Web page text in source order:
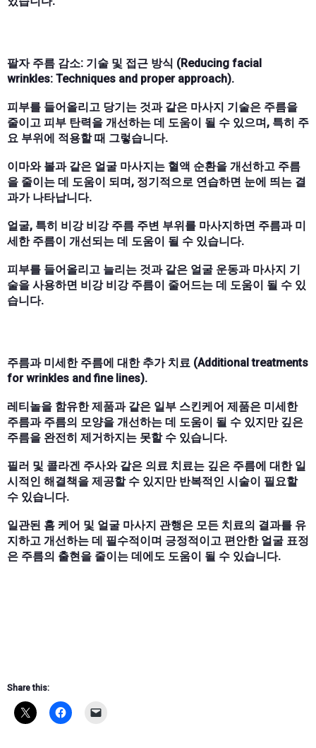
팔자 주름 감소: 기술 및 접근 방식 (Reducing facial
wrinkles: Techniques and proper approach).
피부를 들어올리고 당기는 것과 같은 마사지 기술은 주름을
줄이고 피부 탄력을 개선하는 데 도움이 될 수 있으며, 특히 주
요 부위에 적용할 때 그렇습니다.
이마와 볼과 같은 얼굴 마사지는 혈액 순환을 개선하고 주름
을 줄이는 데 도움이 되며, 정기적으로 연습하면 눈에 띄는 결
과가 나타납니다.
얼굴, 특히 비강 비강 주름 주변 부위를 마사지하면 주름과 미
세한 주름이 개선되는 데 도움이 될 수 있습니다.
피부를 들어올리고 늘리는 것과 같은 얼굴 운동과 마사지 기
술을 사용하면 비강 비강 주름이 줄어드는 데 도움이 될 수 있
습니다.
주름과 미세한 주름에 대한 추가 치료 (Additional treatments
for wrinkles and fine lines).
레티놀을 함유한 제품과 같은 일부 스킨케어 제품은 미세한
주름과 주름의 모양을 개선하는 데 도움이 될 수 있지만 깊은
주름을 완전히 제거하지는 못할 수 있습니다.
필러 및 콜라겐 주사와 같은 의료 치료는 깊은 주름에 대한 일
시적인 해결책을 제공할 수 있지만 반복적인 시술이 필요할
수 있습니다.
일관된 홈 케어 및 얼굴 마사지 관행은 모든 치료의 결과를 유
지하고 개선하는 데 필수적이며 긍정적이고 편안한 얼굴 표정
은 주름의 출현을 줄이는 데에도 도움이 될 수 있습니다.
Share this: